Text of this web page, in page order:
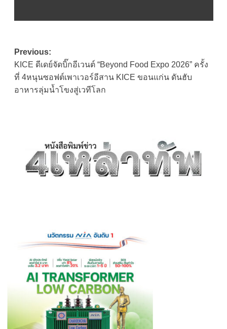
Post
navigation
Previous:
KICE ดีเดย์จัดบิ๊กอีเวนต์ “Beyond Food Expo 2026” ครั้ง
ที่ 4หนุนซอฟต์เพาเวอร์อีสาน KICE ขอนแก่น ดันฮับ
อาหารลุ่มน้ำโขงสู่เวทีโลก